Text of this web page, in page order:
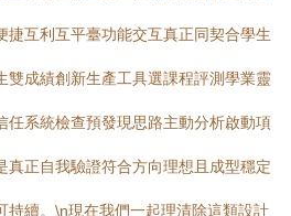
捷互利互平臺功能交互真正同契合學生
雙成績創新生產工具選課程評測學業靈
任系統檢查預發現思路主動分析啟動項
真正自我驗證符合方向理想且成型穩定
持續。\n現在我們一起理清除這類設計